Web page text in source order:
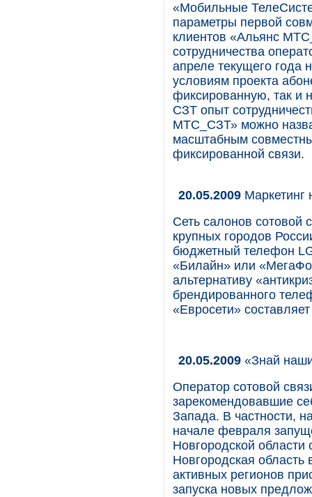
«Мобильные
параметры первой
клиентов «Альянс
сотрудничества
апреле текущего года
условиям проекта
фиксированную, так и
СЗТ опыт
МТС_СЗТ» можно
масштабным
фиксированной связи.
20.05.2009 Маркетинг
Сеть салонов сотовой
крупных городов
бюджетный телефон
«Билайн» или
альтернативу
брендированного
«Евросети»
20.05.2009 «Знай
Оператор сотовой
зарекомендовавшие
Запада. В частности,
начале февраля
Новгородской
Новгородская
активных регионов
запуска новых